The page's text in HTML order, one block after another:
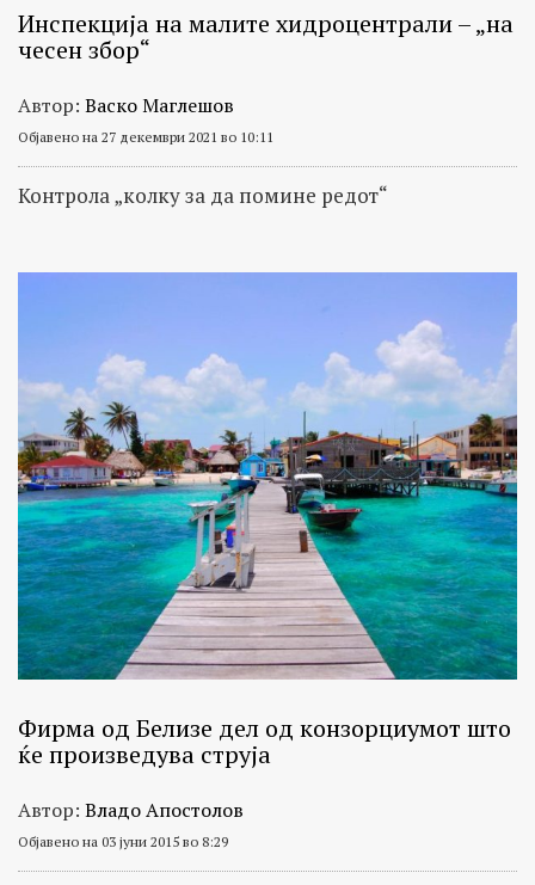
Инспекција на малите хидроцентрали – „на
чесен збор“
Автор: Васко Маглешов
Објавено на 27 декември 2021 во 10:11
Контрола „колку за да помине редот“
Фирма од Белизе дел од конзорциумот што
ќе произведува струја
Автор: Владо Апостолов
Објавено на 03 јуни 2015 во 8:29